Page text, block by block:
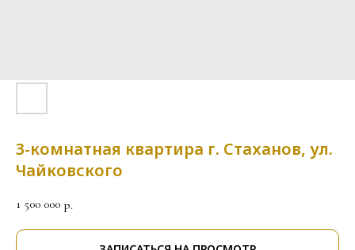
3-комнатная квартира г. Стаханов, ул.
Чайковского
1 500 000 р.